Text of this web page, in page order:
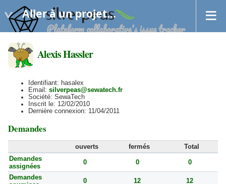
Aller à un projet...
Alexis Hassler
Identifiant: hasalex
Email: silverpeas@sewatech.fr
Société: SewaTech
Inscrit le: 12/02/2010
Dernière connexion: 11/04/2011
Demandes
ouverts fermés
Total
Demandes
assignées
0 0
0
Demandes
0 12 12